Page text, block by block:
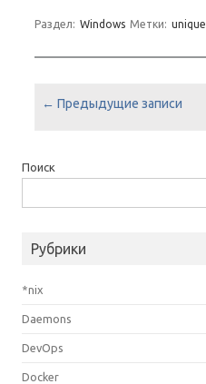
Раздел: Windows Метки: unique
Навигация по записям
← Предыдущие записи
Поиск
Рубрики
*nix
Daemons
DevOps
Docker